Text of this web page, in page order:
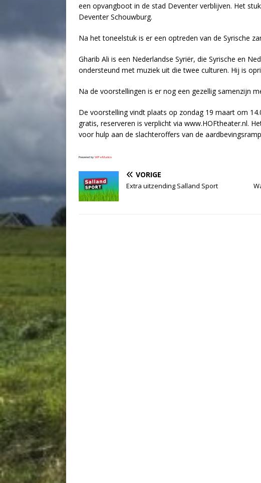
een opvangboot in de stad Deventer verblijven. Het
Deventer Schouwburg.
Na het toneelstuk is er een optreden van de Syrische
Gharib Ali is een Nederlandse Syriër, die Syrische en
ondersteund met muziek uit die twee culturen. Hij is
Na de voorstellingen is er nog een gezellig samenzijn
De voorstelling vindt plaats op zondag 19 maart om
gratis, reserveren is verplicht via www.HOFtheater.nl.
voor hulp aan de slachteroffers van de
Powered by WPeMatico
VORIGE
Extra uitzending Salland Sport